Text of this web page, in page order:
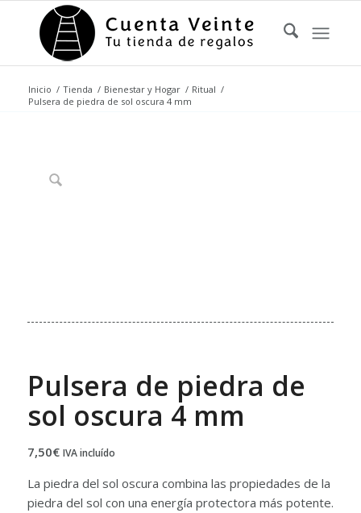
Inicio / Tienda / Bienestar y Hogar / Ritual /
Pulsera de piedra de sol oscura 4 mm
Pulsera de piedra de
sol oscura 4 mm
7,50€ IVA incluído
La piedra del sol oscura combina las propiedades de la
piedra del sol con una energía protectora más potente.